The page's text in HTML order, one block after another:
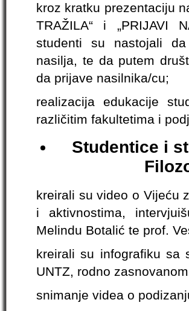
kroz kratku prezentaciju
TRAŽILA“ i „PRIJAVI
studenti su nastojali
nasilja, te da putem
da prijave nasilnika/cu;
realizacija edukacije
različitim fakultetima i
Studentice i
kreirali su video o Vijeću
i aktivnostima,
Melindu Botalić te prof.
kreirali su infografiku sa
UNTZ, rodno
snimanje videa o